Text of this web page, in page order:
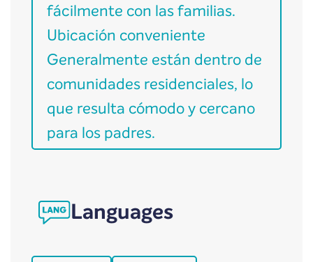
fácilmente con las familias.
Ubicación conveniente
Generalmente están dentro de
comunidades residenciales, lo
que resulta cómodo y cercano
para los padres.
Languages